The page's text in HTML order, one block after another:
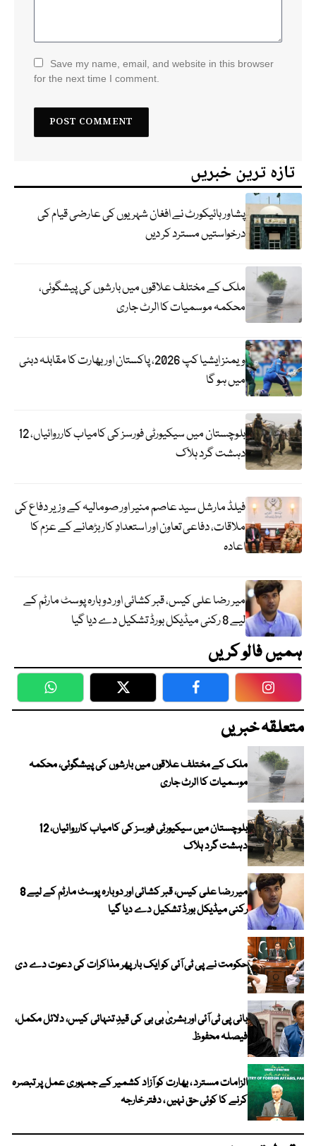
Save my name, email, and website in this browser
for the next time I comment.
تازہ ترین خبریں
پشاور ہائیکورٹ نے افغان شہریوں کی عارضی قیام کی
درخواستیں مسترد کر دیں
ملک کے مختلف علاقوں میں بارشوں کی پیشگوئی،
محکمہ موسمیات کا الرٹ جاری
ویمنز ایشیا کپ 2026، پاکستان اور بھارت کا مقابلہ دبئی
میں ہو گا
بلوچستان میں سیکیورٹی فورسز کی کامیاب کارروائیاں، 12
دہشت گرد ہلاک
فیلڈ مارشل سید عاصم منیر اور صومالیہ کے وزیر دفاع کی
ملاقات، دفاعی تعاون اور استعدادِ کار بڑھانے کے عزم کا
اعادہ
میر رضا علی کیس، قبر کشائی اور دوبارہ پوسٹ مارٹم کے
لیے 8 رکنی میڈیکل بورڈ تشکیل دے دیا گیا
ہمیں فالو کریں
WhatsApp Twitter Facebook
متعلقہ خبریں
ملک کے مختلف علاقوں میں بارشوں کی پیشگوئی، محکمہ
موسمیات کا الرٹ جاری
بلوچستان میں سیکیورٹی فورسز کی کامیاب کارروائیاں، 12
دہشت گرد ہلاک
میر رضا علی کیس، قبر کشائی اور دوبارہ پوسٹ مارٹم کے لیے 8
رکنی میڈیکل بورڈ تشکیل دے دیا گیا
حکومت نے پی ٹی آئی کو ایک بارپھر مذاکرات کی دعوت دے دی
بانی پی ٹی آئی اور بشریٰ بی بی کی قیدِ تنہائی کیس، دلائل مکمل،
فیصلہ محفوظ
الزامات مسترد ، بھارت کو آزاد کشمیر کے جمہوری عمل پر تبصرہ
کرنے کا کوئی حق نہیں ، دفتر خارجہ